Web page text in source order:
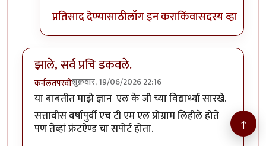
प्रतिसाद देण्यासाठीलॉग इन कराकिंवासदस्य व्हा
झाले, सर्व प्रचि डकवले.
कर्नलतपस्वीशुक्रवार, 19/06/2026 22:16
या बाबतीत माझे ज्ञान एल के जी च्या विद्यार्थ्यां सारखे.
सत्तावीस वर्षापुर्वी एच टी एम एल प्रोग्राम लिहीले होते
पण तेव्हां फ्रंटऐण्ड चा सपोर्ट होता. ↑